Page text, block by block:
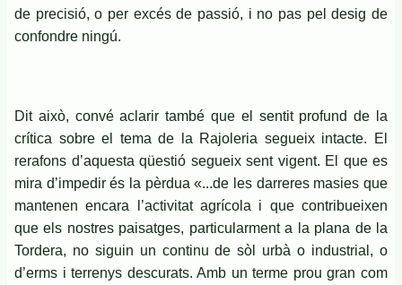
de precisió, o per excés de passió, i no pas pel desig de
confondre ningú.
Dit això, convé aclarir també que el sentit profund de la
crítica sobre el tema de la Rajoleria segueix intacte. El
rerafons d’aquesta qüestió segueix sent vigent. El que es
mira d’impedir és la pèrdua «...de les darreres masies que
mantenen encara l’activitat agrícola i que contribueixen
que els nostres paisatges, particularment a la plana de la
Tordera, no siguin un continu de sòl urbà o industrial, o
d’erms i terrenys descurats. Amb un terme prou gran com